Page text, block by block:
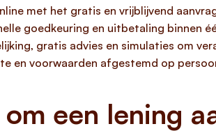
met het gratis en vrijblijvend
goedkeuring en uitbetaling binnen
gratis advies en simulaties om
en voorwaarden afgestemd op
een lening